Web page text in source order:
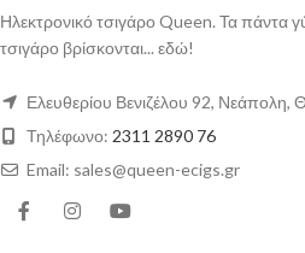
Ηλεκτρονικό τσιγάρο Queen. Τα πάντα
τσιγάρο βρίσκονται... εδώ!
Ελευθερίου Βενιζέλου 92, Νεάπολη,
Τηλέφωνο: 2311 2890 76
Email: sales@queen-ecigs.gr